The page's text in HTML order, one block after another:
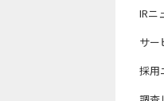
IRニ
サー
採用